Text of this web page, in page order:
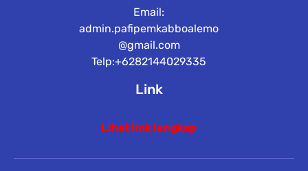
Email:
admin.pafipemkabboalemo
@gmail.com
Telp:+6282144029335
Link
Lihat link lengkap